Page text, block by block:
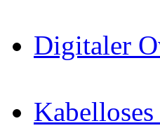
Digitaler